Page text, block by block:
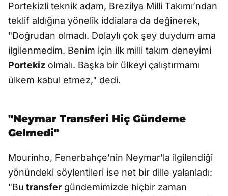
Portekizli teknik adam, Brezilya Milli Takımı’ndan
teklif aldığına yönelik iddialara da değinerek,
"Doğrudan olmadı. Dolaylı çok şey duydum ama
ilgilenmedim. Benim için ilk milli takım deneyimi
Portekiz olmalı. Başka bir ülkeyi çalıştırmamı
ülkem kabul etmez," dedi.
"Neymar Transferi Hiç Gündeme
Gelmedi"
Mourinho, Fenerbahçe’nin Neymar’la ilgilendiği
yönündeki söylentileri ise net bir dille yalanladı:
"Bu transfer gündemimizde hiçbir zaman